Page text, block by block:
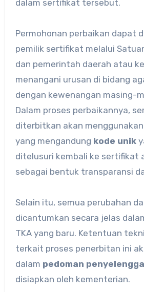
dalam sertifikat tersebut.
Permohonan perbaikan dapat
pemilik sertifikat melalui
dan pemerintah daerah atau
menangani urusan di bidang
dengan kewenangan masing-
Dalam proses perbaikannya,
diterbitkan akan menggunakan
yang mengandung kode unik
ditelusuri kembali ke sertifikat
sebagai bentuk transparansi
Selain itu, semua perubahan
dicantumkan secara jelas
TKA yang baru. Ketentuan
terkait proses penerbitan ini
dalam pedoman
disiapkan oleh kementerian.